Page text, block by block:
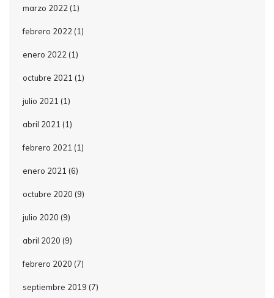
marzo 2022 (1)
febrero 2022 (1)
enero 2022 (1)
octubre 2021 (1)
julio 2021 (1)
abril 2021 (1)
febrero 2021 (1)
enero 2021 (6)
octubre 2020 (9)
julio 2020 (9)
abril 2020 (9)
febrero 2020 (7)
septiembre 2019 (7)